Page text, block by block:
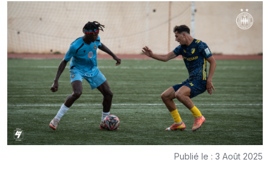
Publié le : 3 Août 2025